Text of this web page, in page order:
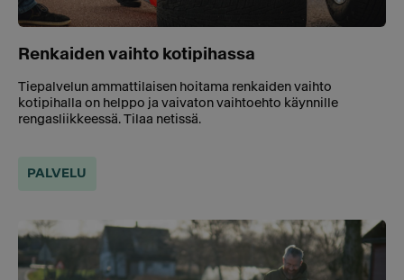
Renkaiden vaihto kotipihassa
Tiepalvelun ammattilaisen hoitama renkaiden vaihto
kotipihalla on helppo ja vaivaton vaihtoehto käynnille
rengasliikkeessä. Tilaa netissä.
PALVELU